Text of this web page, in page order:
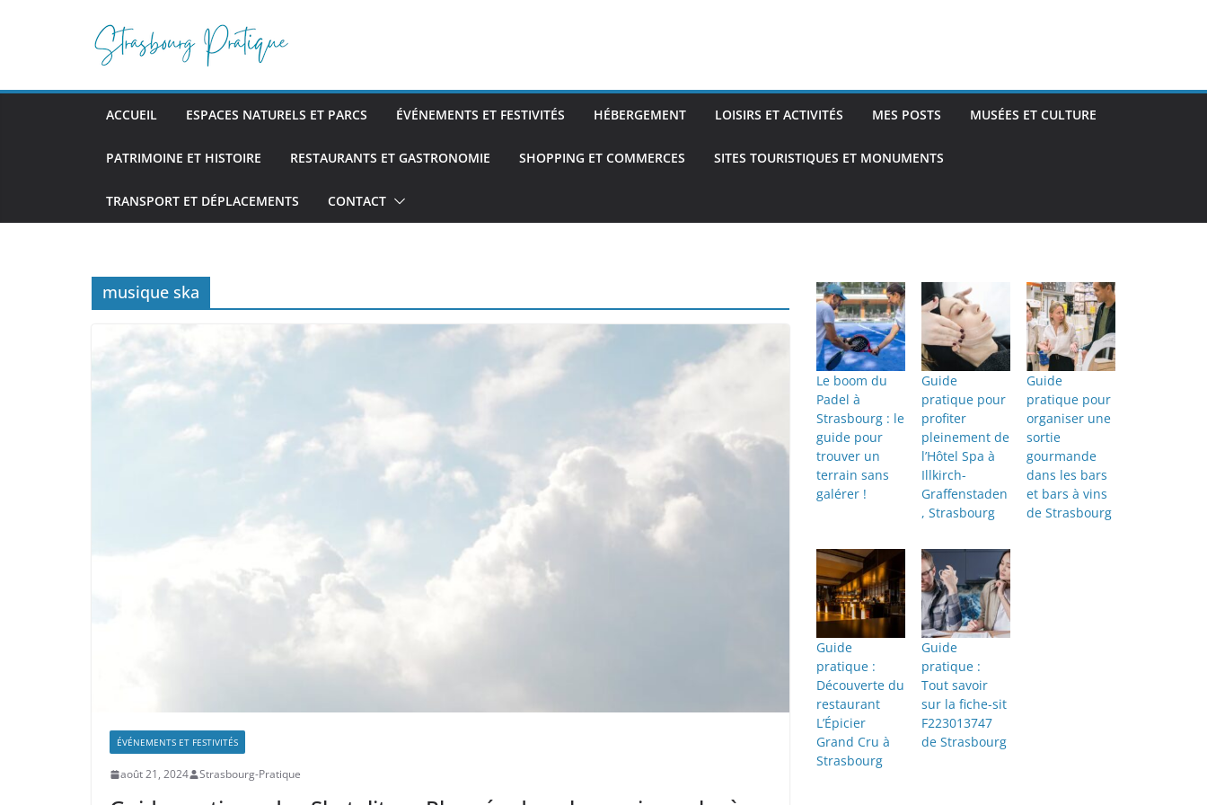
ACCUEIL ESPACES NATURELS ET PARCS ÉVÉNEMENTS ET FESTIVITÉS HÉBERGEMENT LOISIRS ET ACTIVITÉS MES POSTS MUSÉES ET CULTURE
PATRIMOINE ET HISTOIRE RESTAURANTS ET GASTRONOMIE SHOPPING ET COMMERCES SITES TOURISTIQUES ET MONUMENTS
TRANSPORT ET DÉPLACEMENTS CONTACT
musique ska
ÉVÉNEMENTS ET FESTIVITÉS
août 21, 2024 Strasbourg-Pratique
Le boom du
Padel à
Strasbourg : le
guide pour
trouver un
terrain sans
galérer !
Guide
pratique pour
profiter
pleinement de
l’Hôtel Spa à
Illkirch-
Graffenstaden
, Strasbourg
Guide
pratique pour
organiser une
sortie
gourmande
dans les bars
et bars à vins
de Strasbourg
Guide
pratique :
Découverte du
restaurant
L’Épicier
Grand Cru à
Strasbourg
Guide
pratique :
Tout savoir
sur la fiche-sit
F223013747
de Strasbourg